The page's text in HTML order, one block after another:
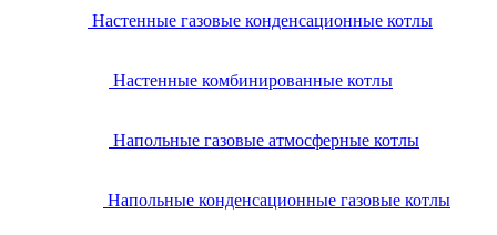
Настенные газовые конденсационные котлы
Настенные комбинированные котлы
Напольные газовые атмосферные котлы
Напольные конденсационные газовые котлы